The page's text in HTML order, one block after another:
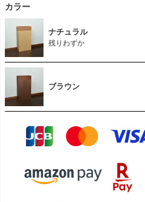
カラー
ナチュラル
残りわずか
ブラウン